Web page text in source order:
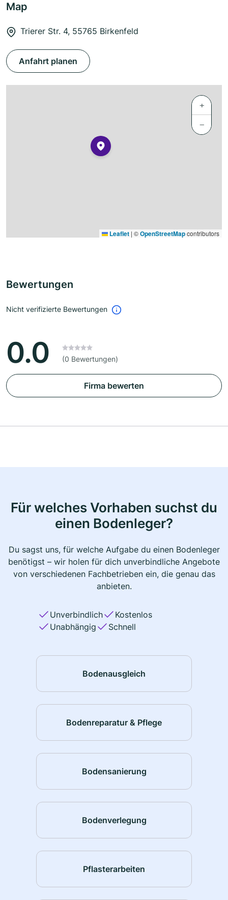
Map
Trierer Str. 4, 55765 Birkenfeld
Anfahrt planen
+
−
Leaflet | ©OpenStreetMapcontributors
Bewertungen
Nicht verifizierte Bewertungen
0.0 (0 Bewertungen)
Firma bewerten
Für welches Vorhaben suchst du
einen Bodenleger?
Du sagst uns, für welche Aufgabe du einen Bodenleger
benötigst – wir holen für dich unverbindliche Angebote
von verschiedenen Fachbetrieben ein, die genau das
anbieten.
Unverbindlich
Kostenlos
Unabhängig
Schnell
Bodenausgleich
Bodenreparatur & Pflege
Bodensanierung
Bodenverlegung
Pflasterarbeiten